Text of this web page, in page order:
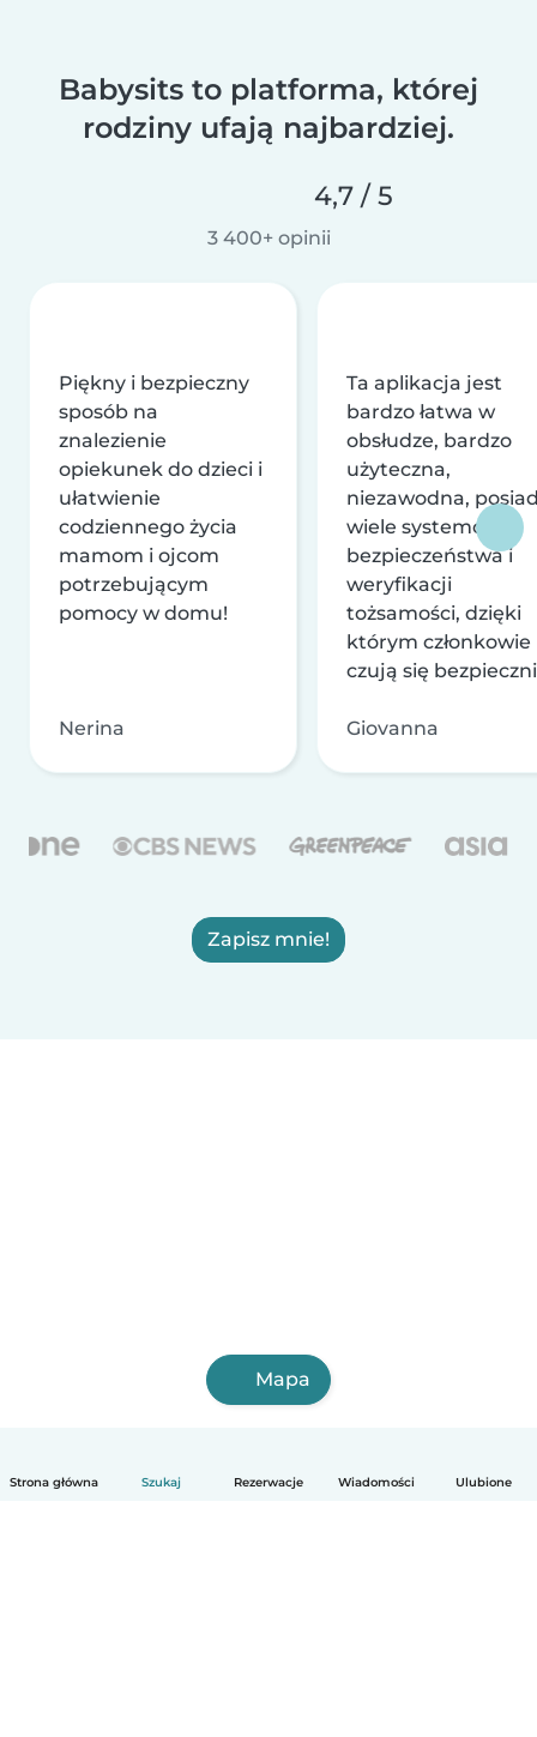
Strona główna Szukaj Rezerwacje Wiadomości Ulubione
Babysits to platforma, której
rodziny ufają najbardziej.
4,7 / 5
3 400+ opinii
Piękny i bezpieczny
sposób na
znalezienie
opiekunek do dzieci i
ułatwienie
codziennego życia
mamom i ojcom
potrzebującym
pomocy w domu!
Nerina
Ta aplikacja jest
bardzo łatwa w
obsłudze, bardzo
użyteczna,
niezawodna,
wiele systemów
bezpieczeństwa i
weryfikacji
tożsamości, dzięki
którym członkowie
czują się
Giovanna
Zapisz mnie!
Mapa